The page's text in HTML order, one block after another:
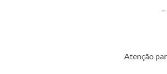
Atenção